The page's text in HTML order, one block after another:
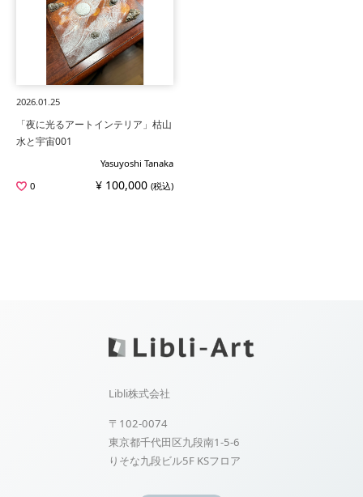
2026.01.25
「夜に光るアートインテリア」枯山
水と宇宙001
Yasuyoshi Tanaka
0
¥ 100,000 (税込)
Libli株式会社
〒102-0074
東京都千代田区九段南1-5-6
りそな九段ビル5F KSフロア